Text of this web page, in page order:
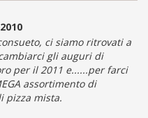
ci siamo ritrovati a
gli auguri di
per il 2011 e......per farci
assortimento di
pizza mista.